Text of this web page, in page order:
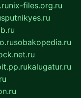
nix-files.org.ru
sputnikyes.ru
sobakopedia.ru
kalugatur.ru